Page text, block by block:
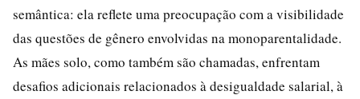
semântica: ela reflete uma preocupação com a visibilidade
das questões de gênero envolvidas na monoparentalidade.
As mães solo, como também são chamadas, enfrentam
desafios adicionais relacionados à desigualdade salarial, à